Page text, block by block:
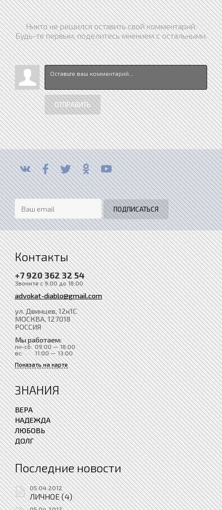
Никто не решился оставить свой комментарий.
Будь-те первым, поделитесь мнением с остальными.
ОТПРАВИТЬ
Контакты
+7 920 362 32 54
Звоните с 9:00 до 18:00
advokat-diablo@gmail.com
ул. Двинцев, 12к1С
МОСКВА, 127018
РОССИЯ
Мы работаем:
пн-сб: 09:00 — 18:00
вс:
11:00 — 13:00
Показать на карте
ЗНАНИЯ
ВЕРА
НАДЕЖДА
ЛЮБОВЬ
ДОЛГ
Последние новости
05.04.2012
ЛИЧНОЕ (4)